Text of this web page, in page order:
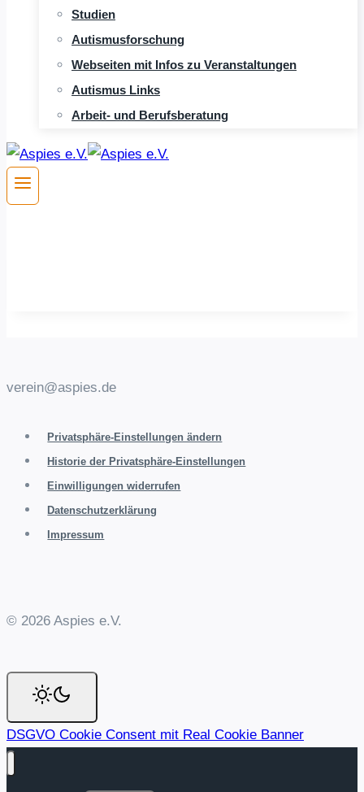
Studien
Autismusforschung
Webseiten mit Infos zu Veranstaltungen
Autismus Links
Arbeit- und Berufsberatung
verein@aspies.de
Privatsphäre-Einstellungen ändern
Historie der Privatsphäre-Einstellungen
Einwilligungen widerrufen
Datenschutzerklärung
Impressum
© 2026 Aspies e.V.
DSGVO Cookie Consent mit Real Cookie Banner